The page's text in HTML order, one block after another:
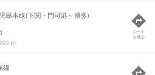
島本線(下関・門司港～博多)
m
ルート
を見る
線